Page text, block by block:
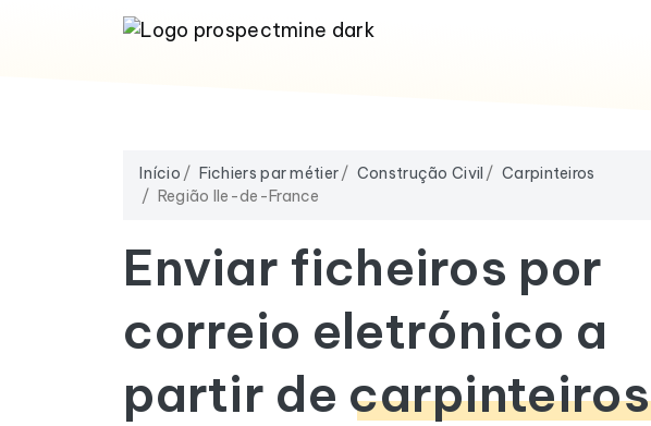
Início Fichiers par métier Construção Civil
Carpinteiros
Região Ile-de-France
Enviar ficheiros por
correio eletrónico a
partir de carpinteiros